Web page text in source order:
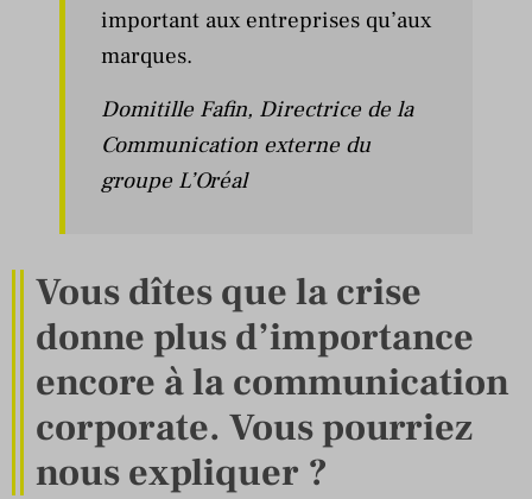
important aux entreprises qu’aux
marques.
Domitille Fafin, Directrice de la
Communication externe du
groupe L’Oréal
Vous dîtes que la crise
donne plus d’importance
encore à la communication
corporate. Vous pourriez
nous expliquer ?